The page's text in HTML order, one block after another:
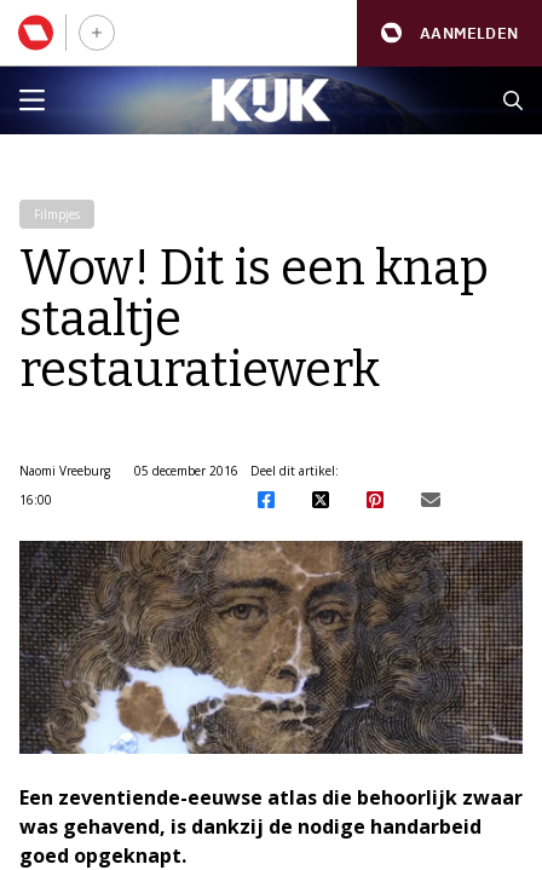
AANMELDEN
Filmpjes
Wow! Dit is een knap
staaltje
restauratiewerk
Naomi Vreeburg
05 december 2016
16:00
Deel dit artikel:
Een zeventiende-eeuwse atlas die behoorlijk zwaar
was gehavend, is dankzij de nodige handarbeid
goed opgeknapt.